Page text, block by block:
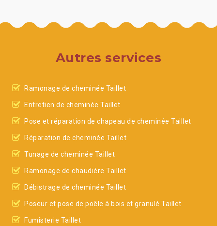
Autres services
Ramonage de cheminée Taillet
Entretien de cheminée Taillet
Pose et réparation de chapeau de cheminée Taillet
Réparation de cheminée Taillet
Tunage de cheminée Taillet
Ramonage de chaudière Taillet
Débistrage de cheminée Taillet
Poseur et pose de poêle à bois et granulé Taillet
Fumisterie Taillet